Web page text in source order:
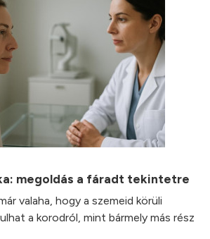
megoldás a fáradt tekintetre
valaha, hogy a szemeid körüli
a korodról, mint bármely más rész